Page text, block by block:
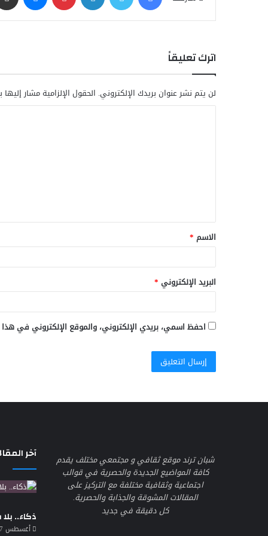
اترك تعليقاً
لن يتم نشر عنوان بريدك الإلكتروني. الحقول الإلزامية مشار إليها
ق
*
الاسم *
البريد الإلكتروني *
احفظ اسمي، بريدي الإلكتروني، والموقع الإلكتروني في
شبان ترند موقع ثقافي و مجتمعي مختلف يقدم
كافة المواضيع الجديدة والحصرية في قوالب
اجتماعية وثقافية مختلفة مع التركيز على
المقالات المشوقة والجذابة والحصرية.
كل دقيقة في جديد
آخر
ذكاء..